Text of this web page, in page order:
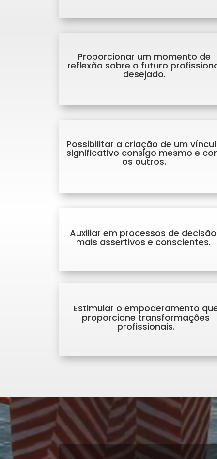
Proporcionar um momento de
reflexão sobre o futuro
desejado.
Possibilitar a criação de um
significativo consigo mesmo e
os outros.
Auxiliar em processos de decisão
mais assertivos e conscientes.
Estimular o empoderamento
proporcione transformações
profissionais.